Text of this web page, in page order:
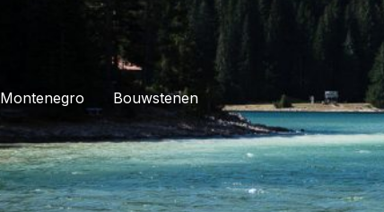
Montenegro Bouwstenen